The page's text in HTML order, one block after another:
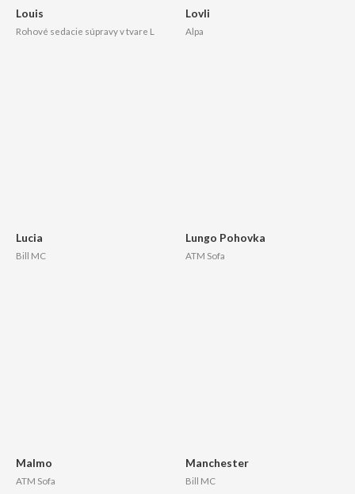
Louis
Rohové sedacie súpravy v tvare L
Lovli
Alpa
Lucia
Bill MC
Lungo Pohovka
ATM Sofa
Malmo
ATM Sofa
Manchester
Bill MC